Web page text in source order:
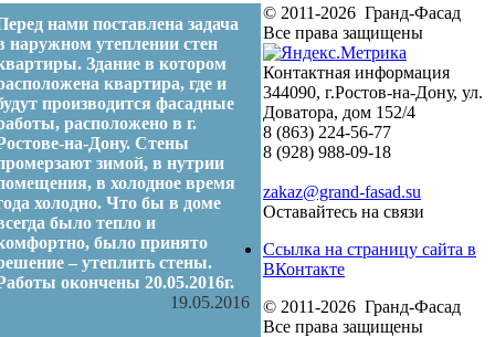
нами поставлена задача
наружном утеплении стен
Здание в котором
квартира, где и
производится фасадные
расположено в г.
на-Дону. Стены
зимой, в нутрии
в холодное время
холодно. Что бы в доме
было тепло и
было принято
– утеплить стены.
окончены 20.05.2016г.
19.05.2016
© 2011-2026 Гранд-Фасад
Все права защищены
Контактная информация
344090, г.Ростов-на-Дону, ул.
Доватора, дом 152/4
8 (863) 224-56-77
8 (928) 988-09-18
zakaz@grand-fasad.su
Оставайтесь на связи
Ссылка на страницу сайта в
ВКонтакте
© 2011-2026 Гранд-Фасад
Все права защищены